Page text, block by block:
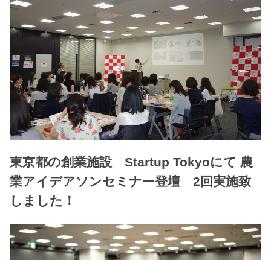
東京都の創業施設 Startup Tokyoにて 農
業アイデアソンセミナー登壇 2回実施致
しました！